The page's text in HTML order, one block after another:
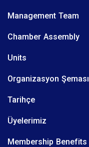
Management Team
Chamber Assembly
Units
Organizasyon Şeması
Tarihçe
Üyelerimiz
Membership Benefits